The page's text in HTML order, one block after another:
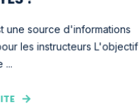
une source d'informations
les instructeurs L'objectif
...